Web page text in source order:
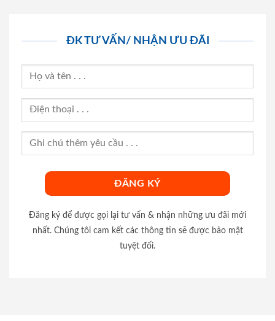
ĐK TƯ VẤN/ NHẬN ƯU ĐÃI
Đăng ký để được gọi lại tư vấn & nhận những ưu đãi mới
nhất. Chúng tôi cam kết các thông tin sẽ được bảo mật
tuyệt đối.